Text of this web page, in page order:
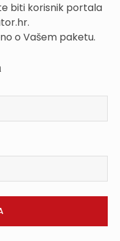
biti korisnik portala
o Vašem paketu.